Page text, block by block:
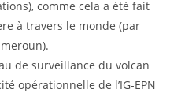
comme cela a été fait
à travers le monde (par
de surveillance du volcan
opérationnelle de l’IG-EPN